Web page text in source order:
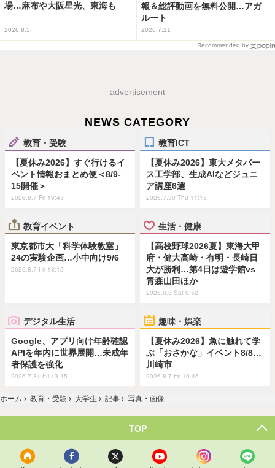
場…麻布や大阪星光、東海も
2026.8.5
報＆総評動画を無料公開…アガ
ルート
2026.7.21
Recommended by
advertisement
NEWS CATEGORY
教育・受験
【夏休み2026】すぐ行けるイ
ベント情報おまとめ便＜8/9-
15開催＞
2026.8.7 Fri 19:45
教育ICT
【夏休み2026】東大メタバー
ス工学部、生成AIなどジュニ
ア講座6選
2026.7.30 Thu 11:15
教育イベント
東京都市大「科学体験教室」
24の実験企画…小中向け9/6
2026.8.7 Fri 18:15
生活・健康
【高校野球2026夏】東海大甲
府・健大高崎・有明・長崎日
大が勝利…第4日は遊学館vs
青森山田ほか
2026.8.8 Sat 9:52
デジタル生活
Google、アプリ向け年齢確認
APIを年内に世界展開…未成年
者保護を強化
2026.7.31 Fri 13:45
趣味・娯楽
【夏休み2026】魚に触れて学
ぶ「おさかな」イベント8/8…
川崎市
2026.8.7 Fri 10:45
ホーム › 教育・受験 › 大学生 › 記事 › 写真・画像
TOP